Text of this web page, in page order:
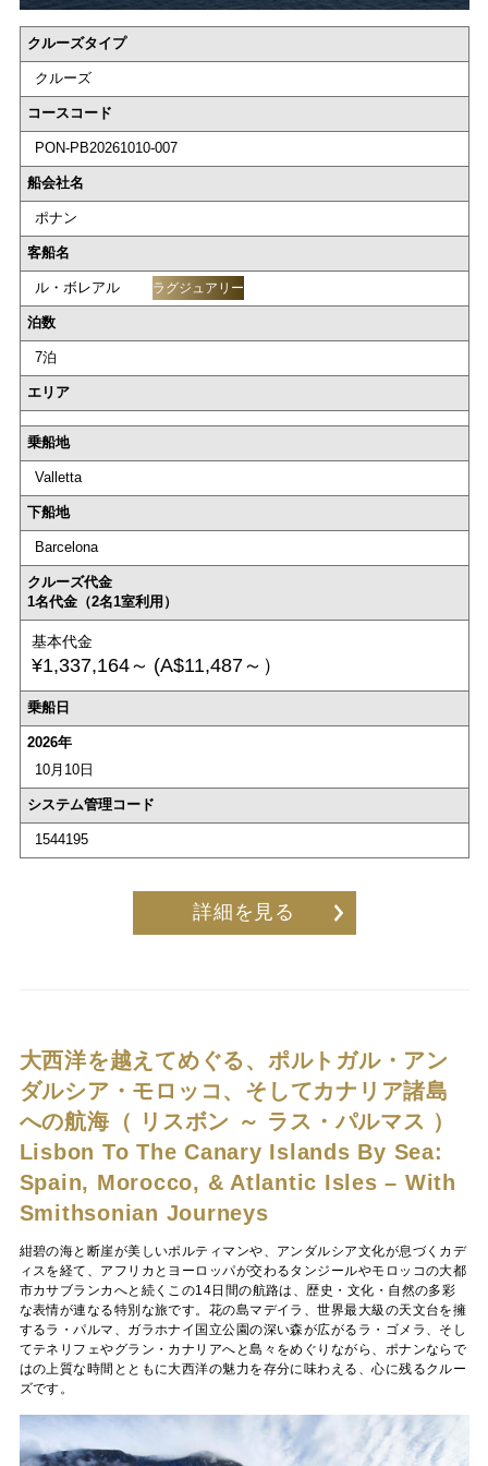
クルーズタイプ
クルーズ
コースコード
PON-PB20261010-007
船会社名
ポナン
客船名
ル・ボレアル ラグジュアリー
泊数
7泊
エリア
乗船地
Valletta
下船地
Barcelona
クルーズ代金
1名代金（2名1室利用）
基本代金
¥1,337,164～ (A$11,487～）
乗船日
2026年
10月10日
システム管理コード
1544195
詳細を見る
大西洋を越えてめぐる、ポルトガル・アン
ダルシア・モロッコ、そしてカナリア諸島
への航海（ リスボン ～ ラス・パルマス ）
Lisbon To The Canary Islands By Sea:
Spain, Morocco, & Atlantic Isles – With
Smithsonian Journeys
紺碧の海と断崖が美しいポルティマンや、アンダルシア文化が息づくカデ
ィスを経て、アフリカとヨーロッパが交わるタンジールやモロッコの大都
市カサブランカへと続くこの14日間の航路は、歴史・文化・自然の多彩
な表情が連なる特別な旅です。花の島マデイラ、世界最大級の天文台を擁
するラ・パルマ、ガラホナイ国立公園の深い森が広がるラ・ゴメラ、そし
てテネリフェやグラン・カナリアへと島々をめぐりながら、ポナンならで
はの上質な時間とともに大西洋の魅力を存分に味わえる、心に残るクルー
ズです。